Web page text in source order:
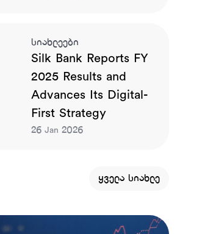
სიახლეები
Silk Bank Reports FY
2025 Results and
Advances Its Digital-
First Strategy
26 Jan2026
ყველა სიახლე